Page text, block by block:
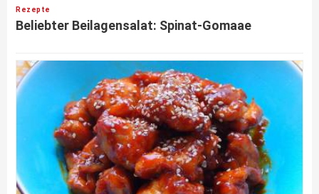
Rezepte
Beliebter Beilagensalat: Spinat-Gomaae